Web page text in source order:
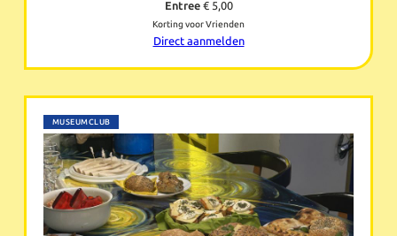
Entree€ 5,00
Korting voor Vrienden
Direct aanmelden
MUSEUMCLUB